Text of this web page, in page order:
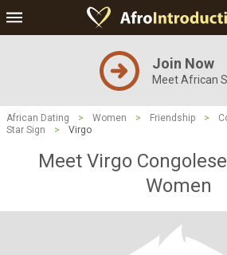
Join Now
Meet African
African Dating > Women > Friendship >
Star Sign
> Virgo
Meet Virgo
Women